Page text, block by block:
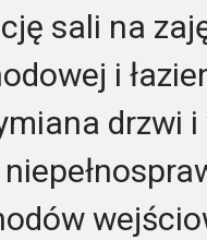
sali na
i
drzwi